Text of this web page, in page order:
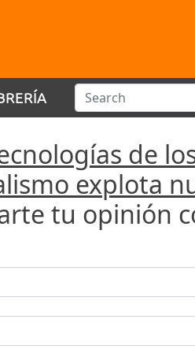
de
explota
tu opinión